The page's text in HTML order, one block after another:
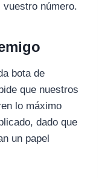
número.
bota de
que nuestros
lo máximo
dado que
un papel